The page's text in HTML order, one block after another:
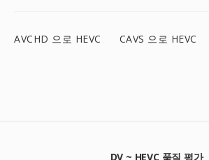
AVCHD 으로 HEVC CAVS 으로 HEVC
DV ~ HEVC 품질 평가